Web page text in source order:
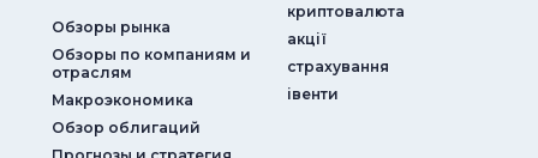
Обзоры рынка
Обзоры по компаниям и
отраслям
Макроэкономика
Обзор облигаций
криптовалюта
акції
страхування
iвенти